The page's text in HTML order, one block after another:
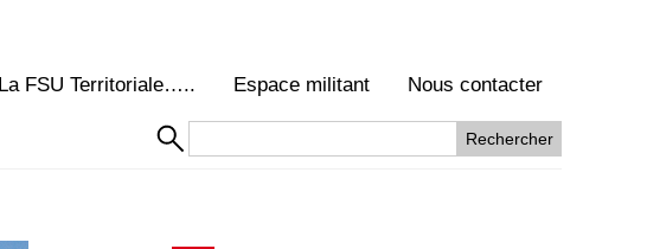
La FSU Territoriale….. Espace militant Nous contacter